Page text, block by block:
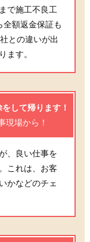
で施工不良工
額返金保証も
との違いが出
ます。
して帰ります！
現場から！
、良い仕事を
これは、お客
かなどのチェ